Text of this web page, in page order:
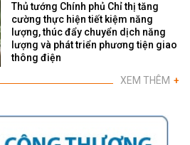
Thủ tướng Chính phủ Chỉ thị tăng
cường thực hiện tiết kiệm năng
lượng, thúc đẩy chuyển dịch năng
lượng và phát triển phương tiện giao
thông điện
XEM THÊM +